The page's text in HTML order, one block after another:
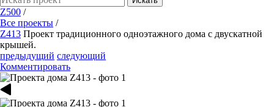
Z500 /
Все проекты /
Z413 Проект традиционного одноэтажного дома с двускатной
крышей.
предыдущий следующий
Комментировать